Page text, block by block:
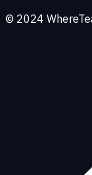
© 2024